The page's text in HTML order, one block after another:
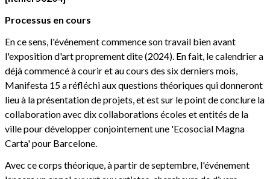
Processus en cours
En ce sens, l'événement commence son travail bien avant
l'exposition d'art proprement dite (2024). En fait, le calendrier a
déjà commencé à courir et au cours des six derniers mois,
Manifesta 15 a réfléchi aux questions théoriques qui donneront
lieu à la présentation de projets, et est sur le point de conclure la
collaboration avec dix collaborations écoles et entités de la
ville pour développer conjointement une 'Ecosocial Magna
Carta' pour Barcelone.
Avec ce corps théorique, à partir de septembre, l'événement